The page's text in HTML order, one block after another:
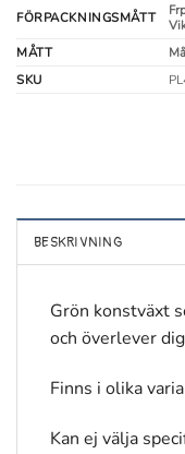
FÖRPACKNINGSMÅTT
MÅTT
SKU
BESKRIVNING
Grön konstväxt
och överlever
Finns i olika
Kan ej välja